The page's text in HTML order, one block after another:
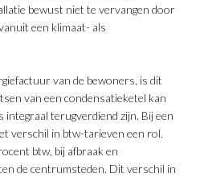
bewust niet te vervangen door
een klimaat- als
van de bewoners, is dit
van een condensatieketel kan
integraal terugverdiend zijn. Bij een
verschil in btw-tarieven een rol.
btw, bij afbraak en
de centrumsteden. Dit verschil in